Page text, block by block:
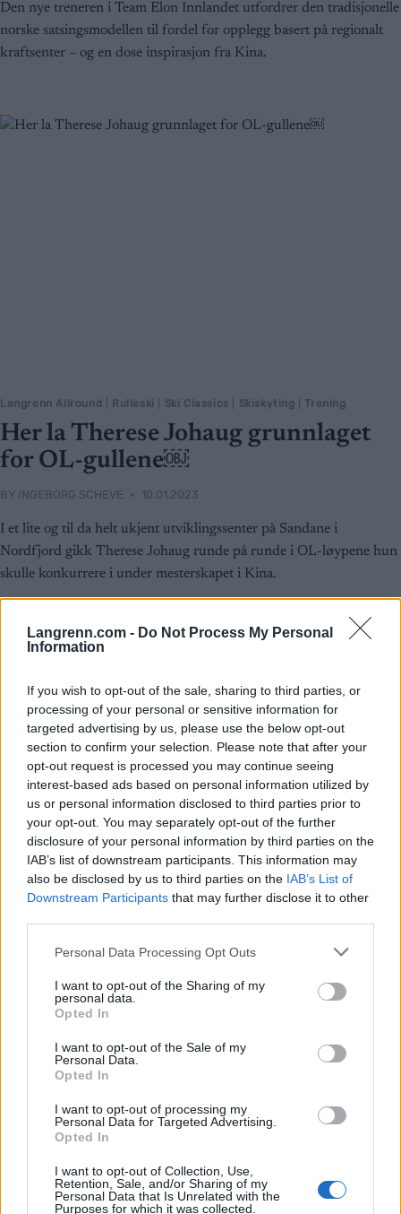
Langrenn.com - Do Not Process My Personal
Information
If you wish to opt-out of the sale, sharing to third parties, or
processing of your personal or sensitive information for
targeted advertising by us, please use the below opt-out
section to confirm your selection. Please note that after your
opt-out request is processed you may continue seeing
interest-based ads based on personal information utilized by
us or personal information disclosed to third parties prior to
your opt-out. You may separately opt-out of the further
disclosure of your personal information by third parties on the
IAB’s list of downstream participants. This information may
also be disclosed by us to third parties on the IAB’s List of
Downstream Participants that may further disclose it to other
Please note that this website/app uses one or more Google
not limited to your visit or usage behaviour. You may click to
grant or deny consent to Google and its third-party tags to
use your data for below specified purposes in below Google
consent section.
Personal Data Processing Opt Outs
I want to opt-out of the Sharing of my
personal data.
Opted In
I want to opt-out of the Sale of my
Personal Data.
Opted In
I want to opt-out of processing my
Personal Data for Targeted Advertising.
Opted In
I want to opt-out of Collection, Use,
Retention, Sale, and/or Sharing of my
Personal Data that Is Unrelated with the
Purposes for which it was collected.
Den nye treneren i Team Elon Innlandet utfordrer den tradisjonelle
norske satsingsmodellen til fordel for opplegg basert på regionalt
kraftsenter – og en dose inspirasjon fra Kina.
Langrenn Allround Rulleski Ski Classics Skiskyting Trening
Her la Therese Johaug grunnlaget
for OL-gullene￼
BY INGEBORG SCHEVE 10.01.2023
I et lite og til da helt ukjent utviklingssenter på Sandane i
Nordfjord gikk Therese Johaug runde på runde i OL-løypene hun
skulle konkurrere i under mesterskapet i Kina.
Ski Classics|Trening
Petter Northug: – Har ikke trent så
mye siden 2017
INGEBORG SCHEVE
Petter Northug tar ikke lett på comebacken: Må tilbake til 2017 for
å finne tilsvarende treningsvolum som det han har lagt ned de siste